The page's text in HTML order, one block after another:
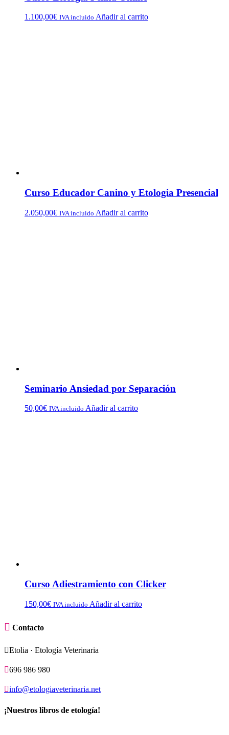
1.100,00€ IVA incluido Añadir al carrito
Curso Educador Canino y Etologia Presencial
2.050,00€ IVA incluido Añadir al carrito
Seminario Ansiedad por Separación
50,00€ IVA incluido Añadir al carrito
Curso Adiestramiento con Clicker
150,00€ IVA incluido Añadir al carrito
 Contacto
Etolia · Etología Veterinaria
696 986 980
info@etologiaveterinaria.net
¡Nuestros libros de etología!